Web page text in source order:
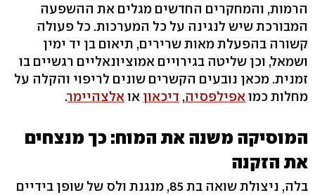
הרמות, והמחקרים החדשים מגלים את ההשפעה
המבורכת שיש לנגינה על כל המערכות. כל פעולה
קשורה בהפעלת מאות שרירים, תיאום בן יד ימין
ושמאל, וכן שליטה בגירויים אמוציונאליים רגשיים בו
זמנית. מכאן נובעים הקשרים שונים לריפוי והקלה על
מחלות כמואפילפסיה, דיכאון אואלצהיימר.
המוסיקה משנה את המוח: כך מנצחים
את הזקנה
בלה, ניצולת שואה בת 85, מנגנת ולס של שופן בידיים